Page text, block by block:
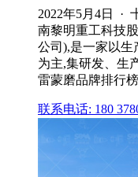
2022年5月4日 ·
南黎明重工科技
公司),是一家以生
为主,集研发、生
雷蒙磨品牌排行榜
联系电话: 180